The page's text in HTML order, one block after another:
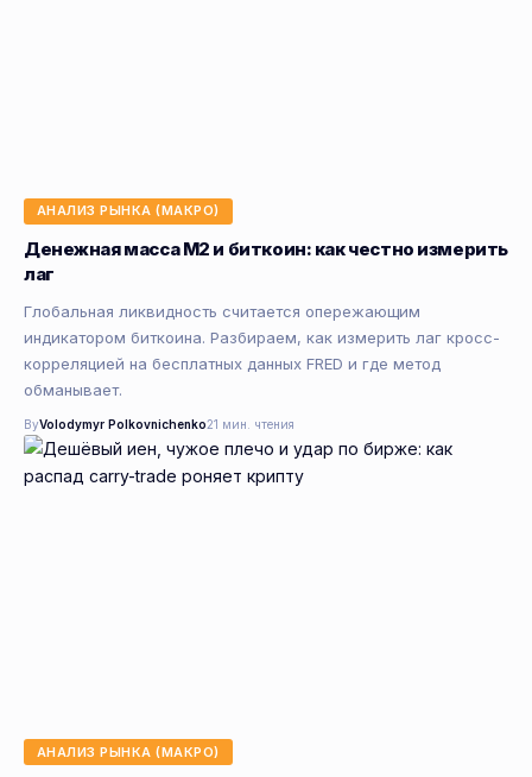
АНАЛИЗ РЫНКА (МАКРО)
Денежная масса M2 и биткоин: как честно измерить
лаг
Глобальная ликвидность считается опережающим
индикатором биткоина. Разбираем, как измерить лаг кросс-
корреляцией на бесплатных данных FRED и где метод
обманывает.
ByVolodymyr Polkovnichenko21 мин. чтения
АНАЛИЗ РЫНКА (МАКРО)